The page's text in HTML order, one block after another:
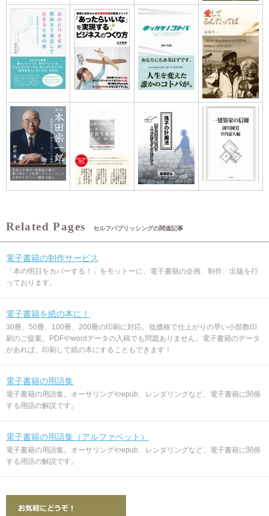
セルフパブリッシングの関連記事
電子書籍の制作サービス
「本の明日をカバーする！」をモットーに、電子書籍の企画、制作、出版を行
っております。
電子書籍を紙の本に！
30冊、50冊、100冊、200冊の印刷に対応。低価格で仕上がりの早い小部数印
刷のご提案。PDFやwordデータの入稿でも問題ありません。電子書籍のデータ
があれば、印刷して紙の本にすることもできます！
電子書籍の用語集
電子書籍の用語集。オーサリングやepub、レンダリングなど、電子書籍に関係
する用語の解説です。
電子書籍の用語集（アルファベット）
電子書籍の用語集。オーサリングやepub、レンダリングなど、電子書籍に関係
する用語の解説です。